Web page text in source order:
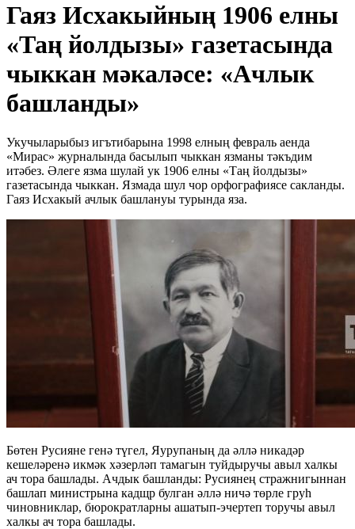
Гаяз Исхакыйның 1906 елны
«Таң йолдызы» газетасында
чыккан мәкаләсе: «Ачлык
башланды»
Укучыларыбыз игътибарына 1998 елның февраль аенда
«Мирас» журналында басылып чыккан язманы тәкъдим
итәбез. Әлеге язма шулай ук 1906 елны «Таң йолдызы»
газетасында чыккан. Язмада шул чор орфографиясе сакланды.
Гаяз Исхакый ачлык башлануы турында яза.
Бөтен Русияне генә түгел, Яурупаның да әллә никадәр
кешеләренә икмәк хәзерләп тамагын туйдыручы авыл халкы
ач тора башлады. Ачдык башланды: Русиянең стражнигыннан
башлап министрына кадщр булган әллә ничә төрле груһ
чиновниклар, бюрократларны ашатып-эчертеп торучы авыл
халкы ач тора башлады.